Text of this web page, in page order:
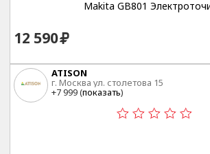
Makita GB801
12 590
ATISON
г. Москва ул. столетова 15
+7 999 (показать)